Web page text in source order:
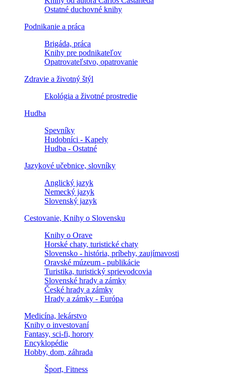
Ostatné duchovné knihy
Podnikanie a práca
Brigáda, práca
Knihy pre podnikateľov
Opatrovateľstvo, opatrovanie
Zdravie a životný štýl
Ekológia a životné prostredie
Hudba
Spevníky
Hudobníci - Kapely
Hudba - Ostatné
Jazykové učebnice, slovníky
Anglický jazyk
Nemecký jazyk
Slovenský jazyk
Cestovanie, Knihy o Slovensku
Knihy o Orave
Horské chaty, turistické chaty
Slovensko - história, príbehy, zaujímavosti
Oravské múzeum - publikácie
Turistika, turistický sprievodcovia
Slovenské hrady a zámky
České hrady a zámky
Hrady a zámky - Európa
Medicína, lekárstvo
Knihy o investovaní
Fantasy, sci-fi, horory
Encyklopédie
Hobby, dom, záhrada
Šport, Fitness